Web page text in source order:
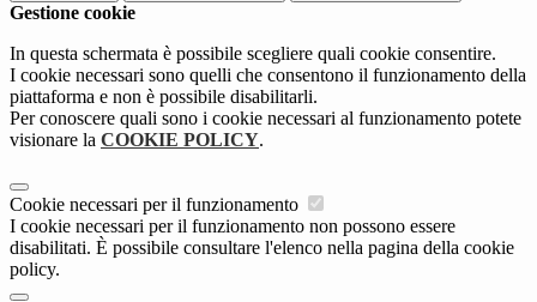
Gestione cookie
In questa schermata è possibile scegliere quali cookie consentire.
I cookie necessari sono quelli che consentono il funzionamento della
piattaforma e non è possibile disabilitarli.
Per conoscere quali sono i cookie necessari al funzionamento potete
visionare la COOKIE POLICY.
Cookie necessari per il funzionamento
I cookie necessari per il funzionamento non possono essere
disabilitati. È possibile consultare l'elenco nella pagina della cookie
policy.